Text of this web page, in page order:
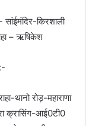
किरशाली
– ऋषिकेश
थानो रोड़-महाराणा
क्रासिंग-आई0टी0